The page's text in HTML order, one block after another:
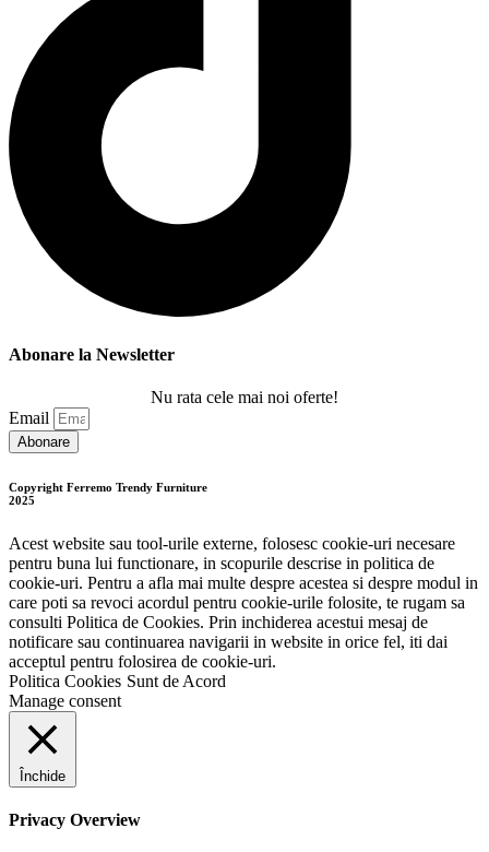
Abonare la Newsletter
Nu rata cele mai noi oferte!
Email
Abonare
Copyright Ferremo Trendy Furniture
2025
Acest website sau tool-urile externe, folosesc cookie-uri necesare
pentru buna lui functionare, in scopurile descrise in politica de
cookie-uri. Pentru a afla mai multe despre acestea si despre modul in
care poti sa revoci acordul pentru cookie-urile folosite, te rugam sa
consulti Politica de Cookies. Prin inchiderea acestui mesaj de
notificare sau continuarea navigarii in website in orice fel, iti dai
acceptul pentru folosirea de cookie-uri.
Politica Cookies Sunt de Acord
Manage consent
Închide
Privacy Overview